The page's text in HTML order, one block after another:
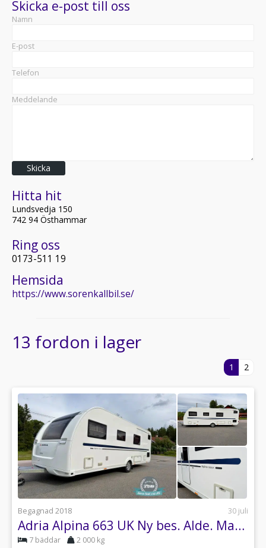
Skicka e-post till oss
Namn
E-post
Telefon
Meddelande
Skicka
Hitta hit
Lundsvedja 150
742 94 Östhammar
Ring oss
0173-511 19
Hemsida
https://www.sorenkallbil.se/
13 fordon i lager
1 2
Begagnad 2018 30 juli
Adria Alpina 663 UK Ny bes. Alde. Markis. Barnkammare.
7 bäddar 2 000 kg